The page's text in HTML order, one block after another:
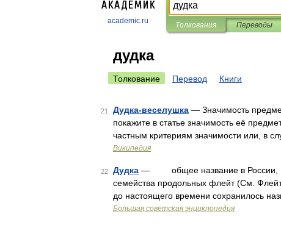
academic.ru Толкования Переводы
дудка
Толкование Перевод Книги
21 Дудка-веселушка — Значимость
покажите в статье значимость её
частным критериям значимости или, в
Википедия
22 Дудка — общее название в России,
семейства продольных флейт (См.
до настоящего времени сохранилось
Большая советская энциклопедия